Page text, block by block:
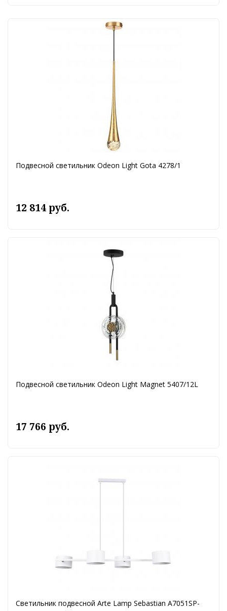
Подвесной светильник Odeon Light Gota 4278/1
12 814 руб.
Подвесной светильник Odeon Light Magnet 5407/12L
17 766 руб.
Светильник подвесной Arte Lamp Sebastian A7051SP-